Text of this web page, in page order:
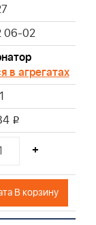
06-02
в агрегатах
1
i
+
В корзину